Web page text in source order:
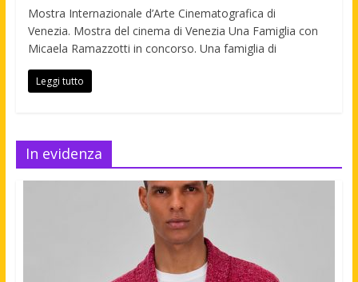
Mostra Internazionale d’Arte Cinematografica di
Venezia. Mostra del cinema di Venezia Una Famiglia con
Micaela Ramazzotti in concorso. Una famiglia di
Leggi tutto
In evidenza